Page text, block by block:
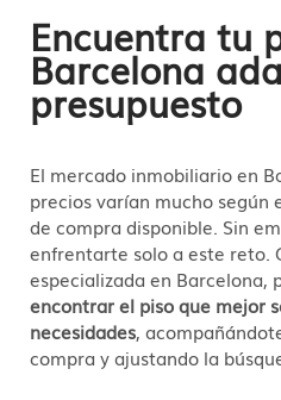
Encuentra tu
Barcelona
presupuesto
El mercado inmobiliario en
precios varían mucho
de compra disponible. Sin
enfrentarte solo a este reto.
especializada en Barcelona,
encontrar el piso que mejor
necesidades,
compra y ajustando la